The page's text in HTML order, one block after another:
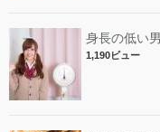
身長の低い
1,190ビュー